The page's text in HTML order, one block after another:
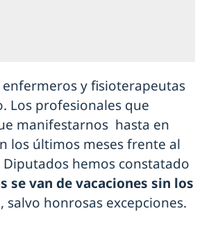
y fisioterapeutas
Los profesionales que
manifestarnos hasta en
los últimos meses frente al
Diputados hemos constatado
se van de vacaciones sin los
, salvo honrosas excepciones.